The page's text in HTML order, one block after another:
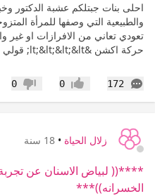
احلى بنات جبتلكم عشبة الدكتور
والطبيعية التي وصفها للمرأة
تعودي تعاني من الافرازات او غير
حركة اكشن &lt;&lt;&lt;&lt; قولي عاد بلا...
172
التعليقات إعجاب0 عدم إعجاب
0
زلال الحياة • 18 سنة
****(( لبياض الاسنان عن
الخسرانه))***